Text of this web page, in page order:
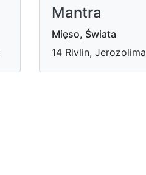
Mantra
Mięso, Świata
14 Rivlin, Jerozolima